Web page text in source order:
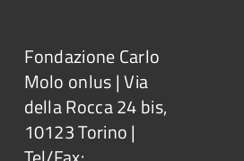
Fondazione Carlo
Molo onlus | Via
della Rocca 24 bis,
10123 Torino |